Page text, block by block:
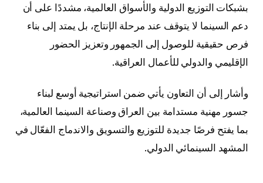
بشبكات التوزيع الدولية والأسواق العالمية، مشددًا على أن
دعم السينما لا يتوقف عند مرحلة الإنتاج، بل يمتد إلى بناء
فرص حقيقية للوصول إلى الجمهور وتعزيز الحضور
الإقليمي والدولي للأعمال العراقية.
وأشار إلى أن التعاون يأتي ضمن استراتيجية أوسع لبناء
جسور مهنية مستدامة بين العراق وصناعة السينما العالمية،
بما يفتح فرصًا جديدة للتوزيع والتسويق والاندماج الفعّال في
المشهد السينمائي الدولي.